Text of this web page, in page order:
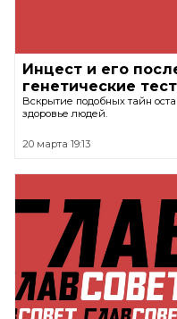
Инцест и его
генетические
Вскрытие подобных тайн
здоровье людей.
20 марта 19:13